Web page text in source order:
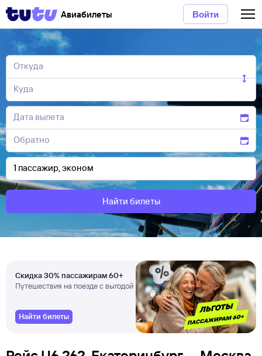
Авиабилеты Войти
Найти билеты
Скидка 30% пассажирам 60+
Путешествия на поезде с выгодой
Найти билеты